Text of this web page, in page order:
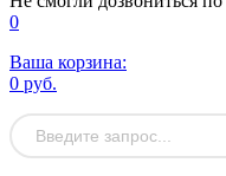
0
Ваша корзина:
0 руб.